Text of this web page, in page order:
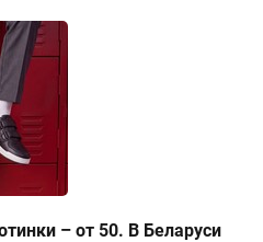
– от 50. В Беларуси